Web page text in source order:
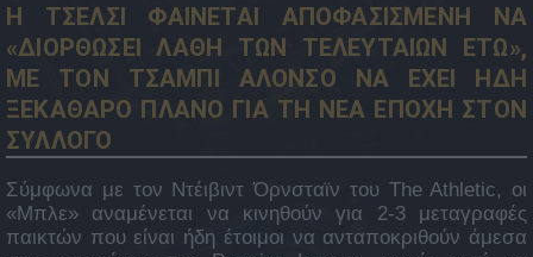
Η ΤΣΕΛΣΙ ΦΑΙΝΕΤΑΙ ΑΠΟΦΑΣΙΣΜΕΝΗ ΝΑ
«ΔΙΟΡΘΩΣΕΙ ΛΑΘΗ ΤΩΝ ΤΕΛΕΥΤΑΙΩΝ ΕΤΩ»,
ΜΕ ΤΟΝ ΤΣΑΜΠΙ ΑΛΟΝΣΟ ΝΑ ΕΧΕΙ ΗΔΗ
ΞΕΚΑΘΑΡΟ ΠΛΑΝΟ ΓΙΑ ΤΗ ΝΕΑ ΕΠΟΧΗ ΣΤΟΝ
ΣΥΛΛΟΓΟ
Σύμφωνα με τον Ντέιβιντ Όρνσταϊν του The Athletic, οι
«Μπλε» αναμένεται να κινηθούν για 2-3 μεταγραφές
παικτών που είναι ήδη έτοιμοι να ανταποκριθούν άμεσα